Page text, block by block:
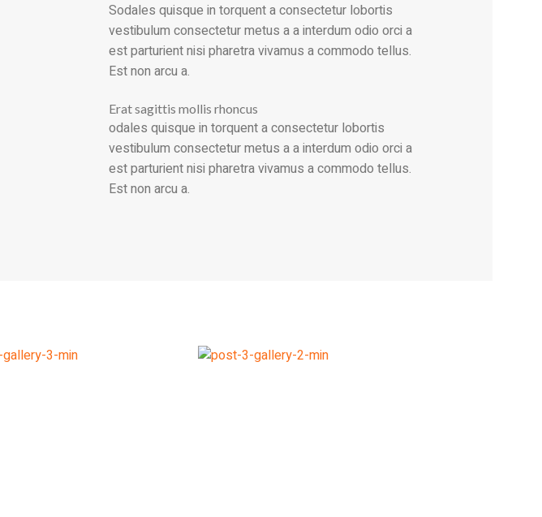
Sodales quisque in torquent a consectetur lobortis
vestibulum consectetur metus a a interdum odio orci a
est parturient nisi pharetra vivamus a commodo tellus.
Est non arcu a.
Erat sagittis mollis rhoncus
odales quisque in torquent a consectetur lobortis
vestibulum consectetur metus a a interdum odio orci a
est parturient nisi pharetra vivamus a commodo tellus.
Est non arcu a.